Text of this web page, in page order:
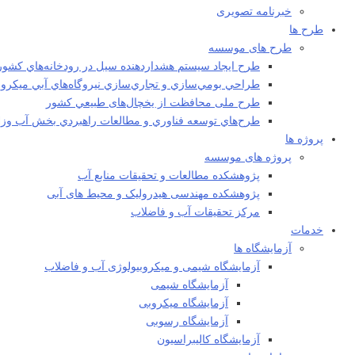
خبرنامه تصویری
طرح ها
طرح های موسسه
طرح ايجاد سيستم هشداردهنده سيل در رودخانه‌هاي كشور
طراحي بومي‌سازي و تجاري‌سازي نيروگاه‌هاي آبي ميکرو
طرح ملی محافظت از يخچال‌های طبيعي كشور
طرح‌هاي توسعه فناوري و مطالعات راهبردي بخش آب
پروژه ها
پروژه های موسسه
پژوهشکده مطالعات و تحقيقات منابع آب
پژوهشکده مهندسی هیدرولیک و محیط های آبی
مرکز تحقیقات آب و فاضلاب
خدمات
آزمایشگاه ها
آزمایشگاه شیمی و میکروبیولوژی آب و فاضلاب
آزمایشگاه شیمی
آزمایشگاه میکروبی
آزمایشگاه رسوبی
آزمایشگاه کالیبراسیون